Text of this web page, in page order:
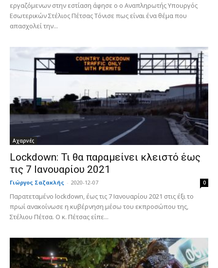
εργαζόμενων στην εστίαση άφησε ο ο Αναπληρωτής Υπουργός
Εσωτερικών Στέλιος Πέτσας Τόνισε πως είναι ένα θέμα που
απασχολεί την...
Αχαρνές
Lockdown: Τι θα παραμείνει κλειστό έως
τις 7 Ιανουαρίου 2021
Γιώργος Σαζακλής - 2020-12-07 0
Παρατεταμένο lockdown, έως τις 7 Ιανουαρίου 2021 στις έξι το
πρωί ανακοίνωσε η κυβέρνηση μέσω του εκπροσώπου της,
Στέλιου Πέτσα. Ο κ. Πέτσας είπε...